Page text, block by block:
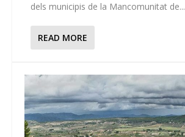
dels municipis de la Mancomunitat de...
READ MORE